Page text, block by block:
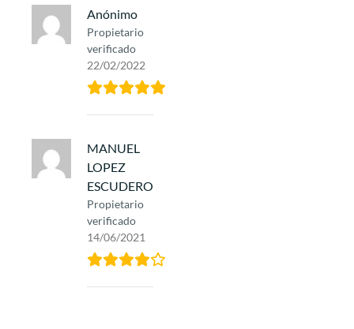
Anónimo
Propietario
verificado
22/02/2022
MANUEL
LOPEZ
ESCUDERO
Propietario
verificado
14/06/2021